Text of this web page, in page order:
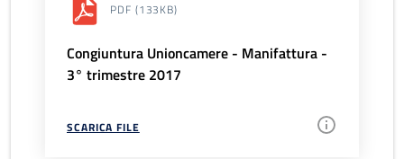
PDF (133KB)
Congiuntura Unioncamere - Manifattura -
3° trimestre 2017
SCARICA FILE